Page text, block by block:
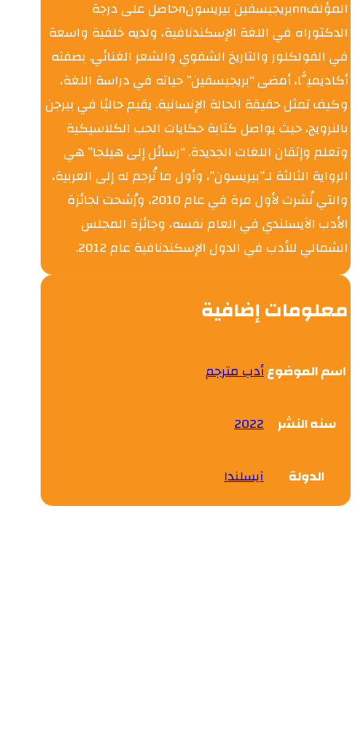
المؤلفnnبريجيسفين بيريسونnحاصل على درجة
الدكتوراه في اللغة الإسكندنافية، ولديه خلفية واسعة
في الفولكلور والتاريخ الشفوي والشعر الغنائي. بصفته
أكاديميًّا، أمضى “بريجيسفين” حياته في دراسة اللغة،
وكيف تمثل حقيقة الحالة الإنسانية. يقيم حاليًا في بيرجن
بالنرويج، حيث يواصل كتابة حكايات الحب الكلاسيكية
وتعلم وإتقان اللغات الجديدة. “رسائل إلى هيلجا” هي
الرواية الثالثة لـ”بيريسون”، وأول ما تُرجم له إلى العربية،
والتي نُشرت لأول مرة في عام 2010، ورُشحت لجائزة
الأدب الآيسلندي في العام نفسه، وجائزة المجلس
الشمالي للأدب في الدول الإسكندنافية عام 2012.
معلومات إضافية
اسم الموضوعأدب مترجم
سنه النشر 2022
الدولة آيسلندا